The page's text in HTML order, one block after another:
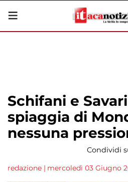
Schifani e
spiaggia di
nessuna
Condividi
redazione | mercoledì 03 Giugno